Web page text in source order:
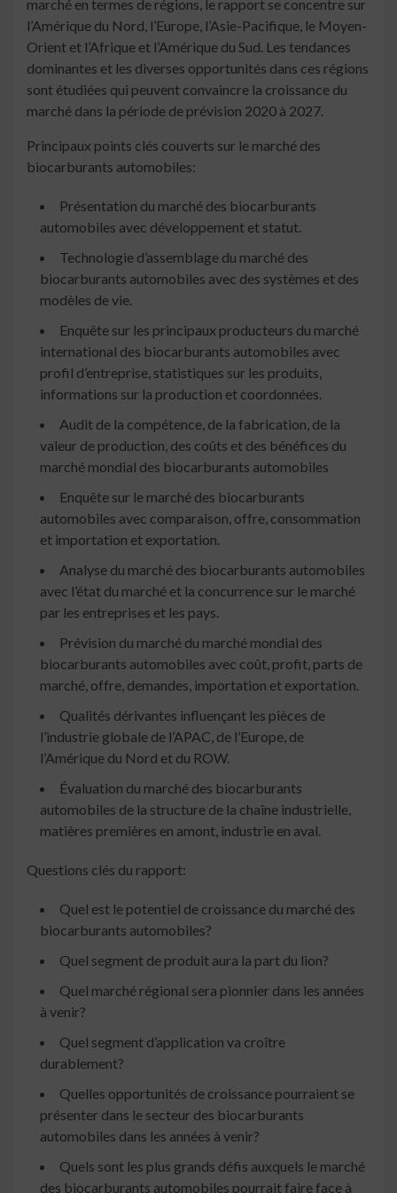
marché en termes de régions, le rapport se concentre sur
l’Amérique du Nord, l’Europe, l’Asie-Pacifique, le Moyen-
Orient et l’Afrique et l’Amérique du Sud. Les tendances
dominantes et les diverses opportunités dans ces régions
sont étudiées qui peuvent convaincre la croissance du
marché dans la période de prévision 2020 à 2027.
Principaux points clés couverts sur le marché des
biocarburants automobiles:
Présentation du marché des biocarburants
automobiles avec développement et statut.
Technologie d’assemblage du marché des
biocarburants automobiles avec des systèmes et des
modèles de vie.
Enquête sur les principaux producteurs du marché
international des biocarburants automobiles avec
profil d’entreprise, statistiques sur les produits,
informations sur la production et coordonnées.
Audit de la compétence, de la fabrication, de la
valeur de production, des coûts et des bénéfices du
marché mondial des biocarburants automobiles
Enquête sur le marché des biocarburants
automobiles avec comparaison, offre, consommation
et importation et exportation.
Analyse du marché des biocarburants automobiles
avec l’état du marché et la concurrence sur le marché
par les entreprises et les pays.
Prévision du marché du marché mondial des
biocarburants automobiles avec coût, profit, parts de
marché, offre, demandes, importation et exportation.
Qualités dérivantes influençant les pièces de
l’industrie globale de l’APAC, de l’Europe, de
l’Amérique du Nord et du ROW.
Évaluation du marché des biocarburants
automobiles de la structure de la chaîne industrielle,
matières premières en amont, industrie en aval.
Questions clés du rapport:
Quel est le potentiel de croissance du marché des
biocarburants automobiles?
Quel segment de produit aura la part du lion?
Quel marché régional sera pionnier dans les années
à venir?
Quel segment d’application va croître
durablement?
Quelles opportunités de croissance pourraient se
présenter dans le secteur des biocarburants
automobiles dans les années à venir?
Quels sont les plus grands défis auxquels le marché
des biocarburants automobiles pourrait faire face à